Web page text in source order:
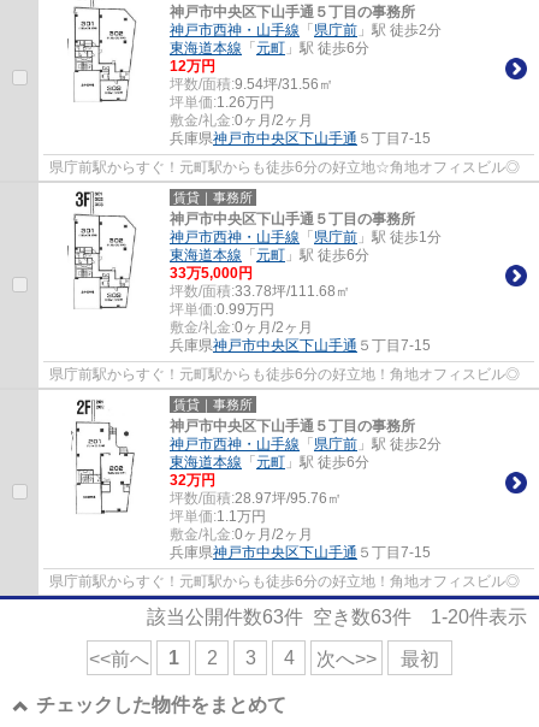
神戸市中央区下山手通５丁目の事務所
神戸市西神・山手線 「 県庁前 」駅 徒歩2分
東海道本線 「 元町 」駅 徒歩6分
12万円
坪数/面積:9.54坪/31.56㎡
坪単価:1.26万円
敷金/礼金:0ヶ月/2ヶ月
兵庫県神戸市中央区下山手通 ５丁目7-15
県庁前駅からすぐ！元町駅からも徒歩6分の好立地☆角地オフィスビル◎
賃貸｜事務所
神戸市中央区下山手通５丁目の事務所
神戸市西神・山手線 「 県庁前 」駅 徒歩1分
東海道本線 「 元町 」駅 徒歩6分
33万5,000円
坪数/面積:33.78坪/111.68㎡
坪単価:0.99万円
敷金/礼金:0ヶ月/2ヶ月
兵庫県神戸市中央区下山手通 ５丁目7-15
県庁前駅からすぐ！元町駅からも徒歩6分の好立地！角地オフィスビル◎
賃貸｜事務所
神戸市中央区下山手通５丁目の事務所
神戸市西神・山手線 「 県庁前 」駅 徒歩2分
東海道本線 「 元町 」駅 徒歩6分
32万円
坪数/面積:28.97坪/95.76㎡
坪単価:1.1万円
敷金/礼金:0ヶ月/2ヶ月
兵庫県神戸市中央区下山手通 ５丁目7-15
県庁前駅からすぐ！元町駅からも徒歩6分の好立地！角地オフィスビル◎
該当公開件数63件 空き数63件 1-20件表示
<<前へ 1 2 3 4 次へ>> 最初
チェックした物件をまとめて